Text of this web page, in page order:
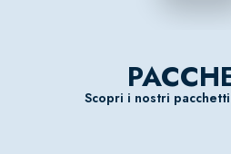
Scopri i nostri